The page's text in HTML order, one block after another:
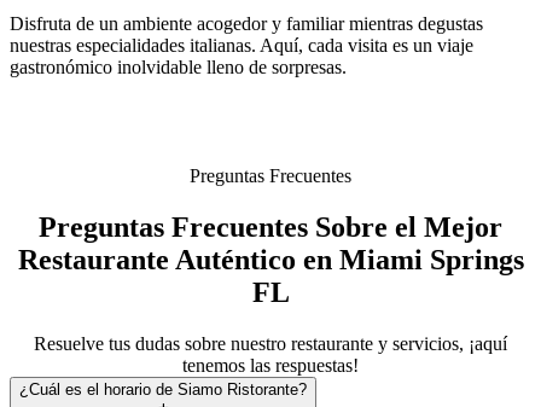
Disfruta de un ambiente acogedor y familiar mientras degustas
nuestras especialidades italianas. Aquí, cada visita es un viaje
gastronómico inolvidable lleno de sorpresas.
Preguntas Frecuentes
Preguntas Frecuentes Sobre el Mejor
Restaurante Auténtico en Miami Springs
FL
Resuelve tus dudas sobre nuestro restaurante y servicios, ¡aquí
tenemos las respuestas!
¿Cuál es el horario de Siamo Ristorante?